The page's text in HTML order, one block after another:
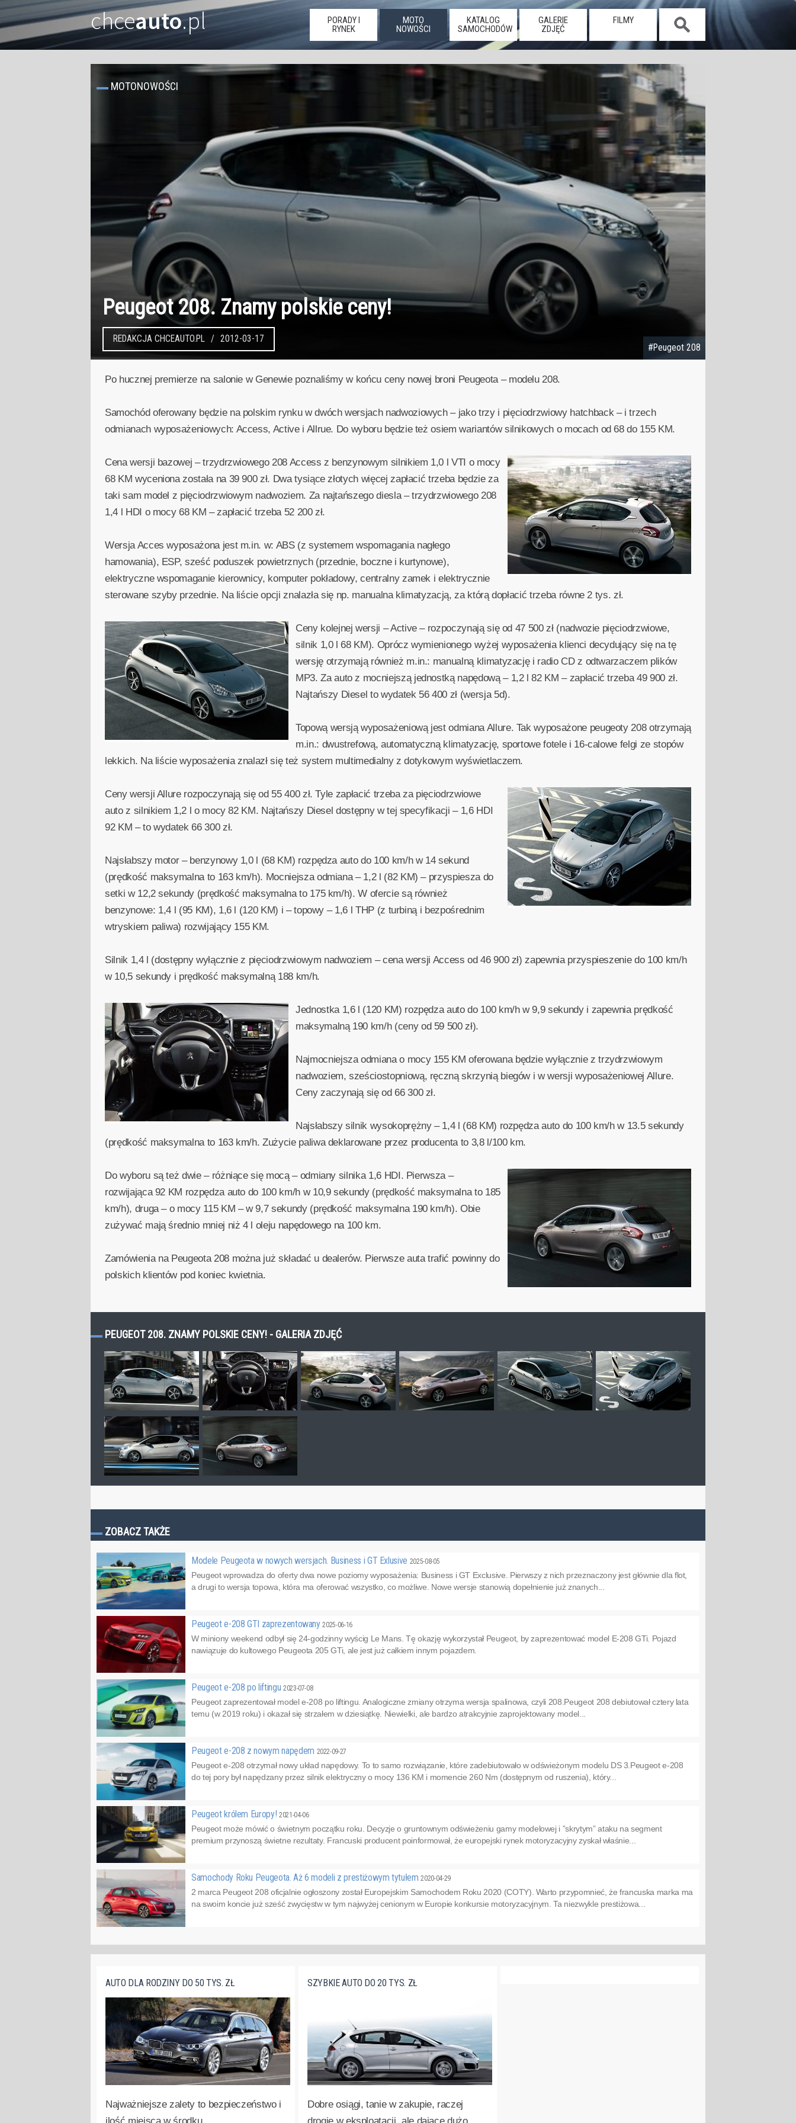
chceauto.pl
PORADY I
RYNEK
MOTO
NOWOŚCI
KATALOG
SAMOCHODÓW
GALERIE
ZDJĘĆ
FILMY
Peugeot 208. Znamy polskie ceny!
MOTONOWOŚCI
REDAKCJA CHCEAUTO.PL
2012-03-17
#Peugeot 208
Po hucznej premierze na salonie w Genewie poznaliśmy w końcu ceny nowej broni Peugeota – modelu 208.
Samochód oferowany będzie na polskim rynku w dwóch wersjach nadwoziowych – jako trzy i pięciodrzwiowy hatchback – i trzech
odmianach wyposażeniowych: Access, Active i Allrue. Do wyboru będzie też osiem wariantów silnikowych o mocach od 68 do 155 KM.
Cena wersji bazowej – trzydrzwiowego 208 Access z benzynowym silnikiem 1,0 l VTI o mocy
68 KM wyceniona została na 39 900 zł. Dwa tysiące złotych więcej zapłacić trzeba będzie za
taki sam model z pięciodrzwiowym nadwoziem. Za najtańszego diesla – trzydrzwiowego 208
1,4 l HDI o mocy 68 KM – zapłacić trzeba 52 200 zł.
Wersja Acces wyposażona jest m.in. w: ABS (z systemem wspomagania nagłego
hamowania), ESP, sześć poduszek powietrznych (przednie, boczne i kurtynowe),
elektryczne wspomaganie kierownicy, komputer pokładowy, centralny zamek i elektrycznie
sterowane szyby przednie. Na liście opcji znalazła się np. manualna klimatyzacją, za którą dopłacić trzeba równe 2 tys. zł.
Ceny kolejnej wersji – Active – rozpoczynają się od 47 500 zł (nadwozie pięciodrzwiowe,
silnik 1,0 l 68 KM). Oprócz wymienionego wyżej wyposażenia klienci decydujący się na tę
wersję otrzymają również m.in.: manualną klimatyzację i radio CD z odtwarzaczem plików
MP3. Za auto z mocniejszą jednostką napędową – 1,2 l 82 KM – zapłacić trzeba 49 900 zł.
Najtańszy Diesel to wydatek 56 400 zł (wersja 5d).
Topową wersją wyposażeniową jest odmiana Allure. Tak wyposażone peugeoty 208 otrzymają
m.in.: dwustrefową, automatyczną klimatyzację, sportowe fotele i 16-calowe felgi ze stopów
lekkich. Na liście wyposażenia znalazł się też system multimedialny z dotykowym wyświetlaczem.
Ceny wersji Allure rozpoczynają się od 55 400 zł. Tyle zapłacić trzeba za pięciodrzwiowe
auto z silnikiem 1,2 l o mocy 82 KM. Najtańszy Diesel dostępny w tej specyfikacji – 1,6 HDI
92 KM – to wydatek 66 300 zł.
Najsłabszy motor – benzynowy 1,0 l (68 KM) rozpędza auto do 100 km/h w 14 sekund
(prędkość maksymalna to 163 km/h). Mocniejsza odmiana – 1,2 l (82 KM) – przyspiesza do
setki w 12,2 sekundy (prędkość maksymalna to 175 km/h). W ofercie są również
benzynowe: 1,4 l (95 KM), 1,6 l (120 KM) i – topowy – 1,6 l THP (z turbiną i bezpośrednim
wtryskiem paliwa) rozwijający 155 KM.
Silnik 1,4 l (dostępny wyłącznie z pięciodrzwiowym nadwoziem – cena wersji Access od 46 900 zł) zapewnia przyspieszenie do 100 km/h
w 10,5 sekundy i prędkość maksymalną 188 km/h.
Jednostka 1,6 l (120 KM) rozpędza auto do 100 km/h w 9,9 sekundy i zapewnia prędkość
maksymalną 190 km/h (ceny od 59 500 zł).
Najmocniejsza odmiana o mocy 155 KM oferowana będzie wyłącznie z trzydrzwiowym
nadwoziem, sześciostopniową, ręczną skrzynią biegów i w wersji wyposażeniowej Allure.
Ceny zaczynają się od 66 300 zł.
Najsłabszy silnik wysokoprężny – 1,4 l (68 KM) rozpędza auto do 100 km/h w 13.5 sekundy
(prędkość maksymalna to 163 km/h. Zużycie paliwa deklarowane przez producenta to 3,8 l/100 km.
Do wyboru są też dwie – różniące się mocą – odmiany silnika 1,6 HDI. Pierwsza –
rozwijająca 92 KM rozpędza auto do 100 km/h w 10,9 sekundy (prędkość maksymalna to 185
km/h), druga – o mocy 115 KM – w 9,7 sekundy (prędkość maksymalna 190 km/h). Obie
zużywać mają średnio mniej niż 4 l oleju napędowego na 100 km.
Zamówienia na Peugeota 208 można już składać u dealerów. Pierwsze auta trafić powinny do
polskich klientów pod koniec kwietnia.
PEUGEOT 208. ZNAMY POLSKIE CENY! - GALERIA ZDJĘĆ
ZOBACZ TAKŻE
Modele Peugeota w nowych wersjach. Business i GT Exlusive 2025-08-05
Peugeot wprowadza do oferty dwa nowe poziomy wyposażenia: Business i GT Exclusive. Pierwszy z nich przeznaczony jest głównie dla flot,
a drugi to wersja topowa, która ma oferować wszystko, co możliwe. Nowe wersje stanowią dopełnienie już znanych...
Peugeot e-208 GTI zaprezentowany2025-06-16
W miniony weekend odbył się 24-godzinny wyścig Le Mans. Tę okazję wykorzystał Peugeot, by zaprezentować model E-208 GTi. Pojazd
nawiązuje do kultowego Peugeota 205 GTi, ale jest już całkiem innym pojazdem.
Peugeot e-208 po liftingu 2023-07-08
Peugeot zaprezentował model e-208 po liftingu. Analogiczne zmiany otrzyma wersja spalinowa, czyli 208.Peugeot 208 debiutował cztery lata
temu (w 2019 roku) i okazał się strzałem w dziesiątkę. Niewielki, ale bardzo atrakcyjnie zaprojektowany model...
Peugeot e-208 z nowym napędem 2022-09-27
Peugeot e-208 otrzymał nowy układ napędowy. To to samo rozwiązanie, które zadebiutowało w odświeżonym modelu DS 3.Peugeot e-208
do tej pory był napędzany przez silnik elektryczny o mocy 136 KM i momencie 260 Nm (dostępnym od ruszenia), który...
Peugeot królem Europy! 2021-04-06
Peugeot może mówić o świetnym początku roku. Decyzje o gruntownym odświeżeniu gamy modelowej i ”skrytym” ataku na segment
premium przynoszą świetne rezultaty. Francuski producent poinformował, że europejski rynek motoryzacyjny zyskał właśnie...
Samochody Roku Peugeota. Aż 6 modeli z prestiżowym tytułem2020-04-29
2 marca Peugeot 208 oficjalnie ogłoszony został Europejskim Samochodem Roku 2020 (COTY). Warto przypomnieć, że francuska marka ma
na swoim koncie już sześć zwycięstw w tym najwyżej cenionym w Europie konkursie motoryzacyjnym. Ta niezwykle prestiżowa...
AUTO DLA RODZINY DO 50 TYS. ZŁ
Najważniejsze zalety to bezpieczeństwo i
SZYBKIE AUTO DO 20 TYS. ZŁ
Dobre osiągi, tanie w zakupie, raczej